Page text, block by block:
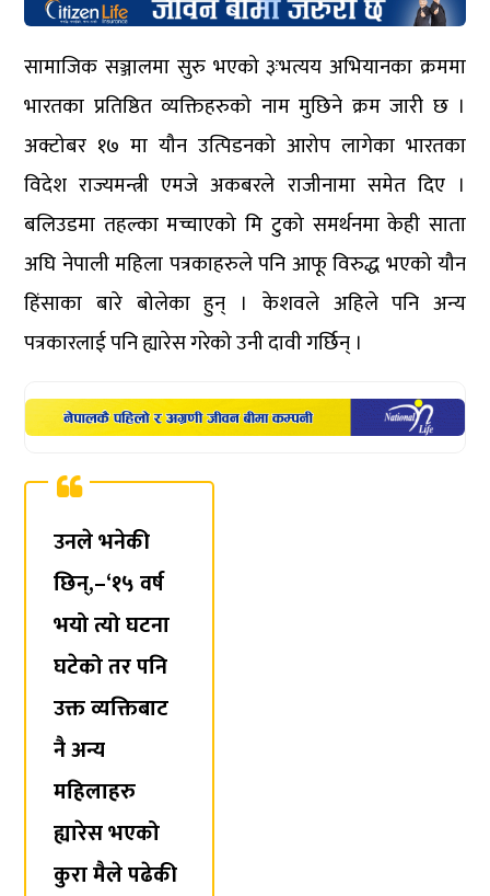
सामाजिक सञ्जालमा सुरु भएको ३ःभत्यय अभियानका क्रममा
भारतका प्रतिष्ठित व्यक्तिहरुको नाम मुछिने क्रम जारी छ ।
अक्टोबर १७ मा यौन उत्पिडनको आरोप लागेका भारतका
विदेश राज्यमन्त्री एमजे अकबरले राजीनामा समेत दिए ।
बलिउडमा तहल्का मच्चाएको मि टुको समर्थनमा केही साता
अघि नेपाली महिला पत्रकाहरुले पनि आफू विरुद्ध भएको यौन
हिंसाका बारे बोलेका हुन् । केशवले अहिले पनि अन्य
पत्रकारलाई पनि ह्यारेस गरेको उनी दावी गर्छिन् ।
उनले भनेकी
छिन्,–‘१५ वर्ष
भयो त्यो घटना
घटेको तर पनि
उक्त व्यक्तिबाट
नै अन्य
महिलाहरु
ह्यारेस भएको
कुरा मैले पढेकी